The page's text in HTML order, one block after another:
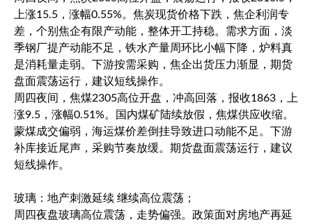
上涨15.5，涨幅0.55%。焦炭现货价格下跌，焦企利润专
差，个别焦企有限产动能，整体开工持稳。需求方面，淡
季钢厂提产动能不足，铁水产量周环比小幅下降，炉料真
是消耗量走弱。下游按需采购，焦企出货压力渐显，期货
盘面震荡运行，建议短线操作。
周四夜间，焦煤2305高位开盘，冲高回落，报收1863，上
涨9.5，涨幅0.51%。国内煤矿陆续放假，焦煤供应收缩。
蒙煤成交偏弱，海运煤价差倒挂导致进口动能不足。下游
补库接近尾声，采购节奏放缓。期货盘面震荡运行，建议
短线操作。
玻璃：地产刺激延续 继续高位震荡；
周四夜盘玻璃高位震荡，走势偏强。政策面对房地产再延